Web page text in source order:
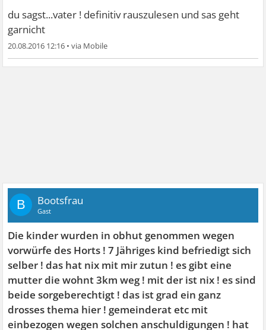
du sagst...vater ! definitiv rauszulesen und sas geht
garnicht
20.08.2016 12:16 •
B Bootsfrau
Gast
Die kinder wurden in obhut genommen wegen
vorwürfe des Horts ! 7 Jähriges kind befriedigt sich
selber ! das hat nix mit mir zutun ! es gibt eine
mutter die wohnt 3km weg ! mit der ist nix ! es sind
beide sorgeberechtigt ! das ist grad ein ganz
drosses thema hier ! gemeinderat etc mit
einbezogen wegen solchen anschuldigungen ! hat